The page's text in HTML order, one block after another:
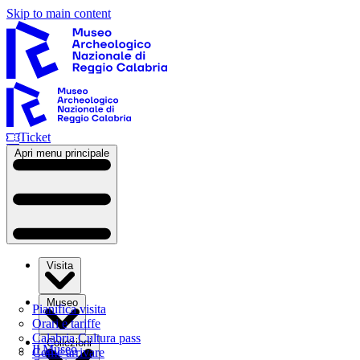
Skip to main content
Ticket
Apri menu principale
Visita
Pianifica visita
Orari e tariffe
Calabria Cultura pass
Come arrivare
Museo
Il Museo
Collezioni